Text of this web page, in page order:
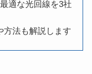
適な光回線を3社
方法も解説します